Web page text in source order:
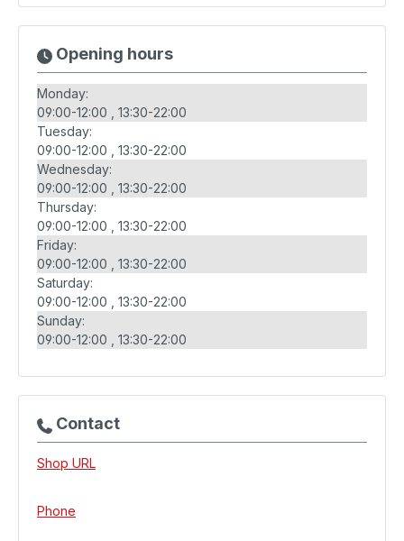
Opening hours
Monday:
09:00-12:00
13:30-22:00
Tuesday:
09:00-12:00
13:30-22:00
Wednesday:
09:00-12:00
13:30-22:00
Thursday:
09:00-12:00
13:30-22:00
Friday:
09:00-12:00
13:30-22:00
Saturday:
09:00-12:00
13:30-22:00
Sunday:
09:00-12:00
13:30-22:00
Contact
Shop URL
Phone